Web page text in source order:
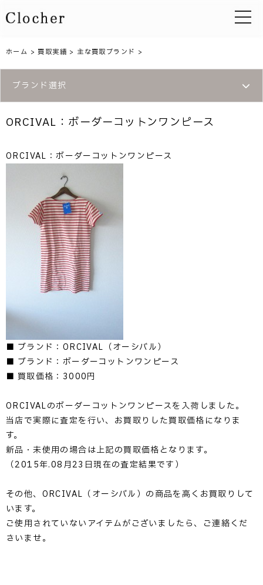
toggle
ホーム >買取実績 > 主な買取ブランド >
ブランド選択
ORCIVAL：ボーダーコットンワンピース
ORCIVAL：ボーダーコットンワンピース
■ ブランド：ORCIVAL（オーシバル）
■ ブランド：ボーダーコットンワンピース
■ 買取価格：3000円
ORCIVALのボーダーコットンワンピースを入荷しました。
当店で実際に査定を行い、お買取りした買取価格になりま
す。
新品・未使用の場合は上記の買取価格となります。
（2015年.08月23日現在の査定結果です）
その他、ORCIVAL（オーシバル）の商品を高くお買取りして
います。
ご使用されていないアイテムがございましたら、ご連絡くだ
さいませ。